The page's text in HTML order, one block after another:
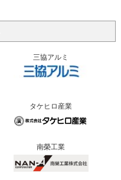
三協アルミ
タケヒロ産業
南榮工業